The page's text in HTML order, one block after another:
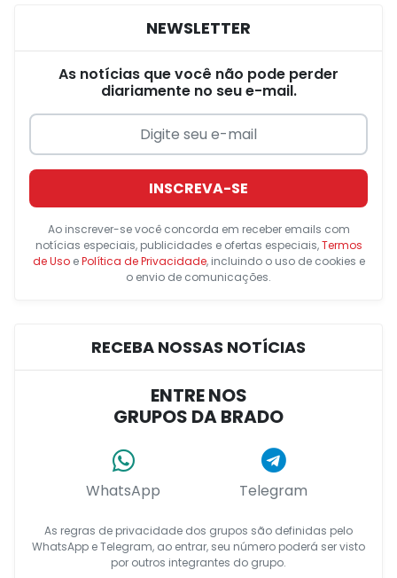
NEWSLETTER
As notícias que você não pode perder
diariamente no seu e-mail.
INSCREVA-SE
Ao inscrever-se você concorda em receber emails com
notícias especiais, publicidades e ofertas especiais,Termos
de UsoePolítica de Privacidade, incluindo o uso de cookies e
o envio de comunicações.
RECEBA NOSSAS NOTÍCIAS
ENTRE NOS
GRUPOS DA BRADO
WhatsApp Telegram
As regras de privacidade dos grupos são definidas pelo
WhatsApp e Telegram, ao entrar, seu número poderá ser visto
por outros integrantes do grupo.